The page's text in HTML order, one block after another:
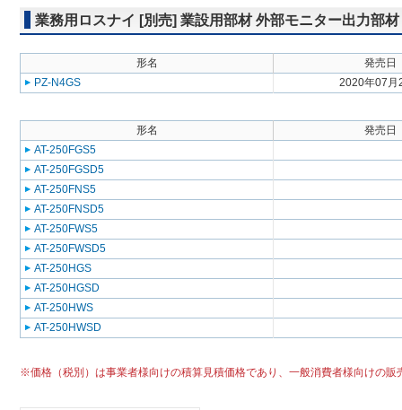
業務用ロスナイ [別売] 業設用部材 外部モニター出力部材
形名
発売日
PZ-N4GS
2020年07月
形名
発売日
AT-250FGS5
AT-250FGSD5
AT-250FNS5
AT-250FNSD5
AT-250FWS5
AT-250FWSD5
AT-250HGS
AT-250HGSD
AT-250HWS
AT-250HWSD
※価格（税別）は事業者様向けの積算見積価格であり、一般消費者様向けの販